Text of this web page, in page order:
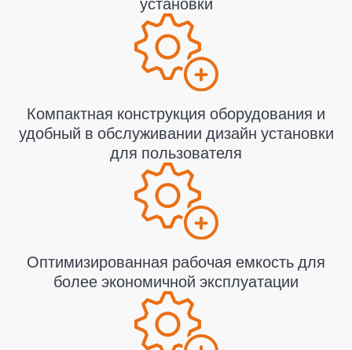
Компактная конструкция оборудования и
удобный в обслуживании дизайн установки
для пользователя
Оптимизированная рабочая емкость для
более экономичной эксплуатации